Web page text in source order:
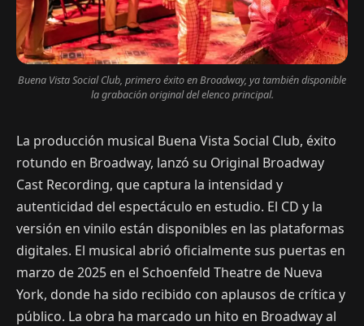
Buena Vista Social Club, primero éxito en Broadway, ya también disponible
la grabación original del elenco principal.
La producción musical Buena Vista Social Club, éxito
rotundo en Broadway, lanzó su Original Broadway
Cast Recording, que captura la intensidad y
autenticidad del espectáculo en estudio. El CD y la
versión en vinilo están disponibles en las plataformas
digitales. El musical abrió oficialmente sus puertas en
marzo de 2025 en el Schoenfeld Theatre de Nueva
York, donde ha sido recibido con aplausos de crítica y
público. La obra ha marcado un hito en Broadway al